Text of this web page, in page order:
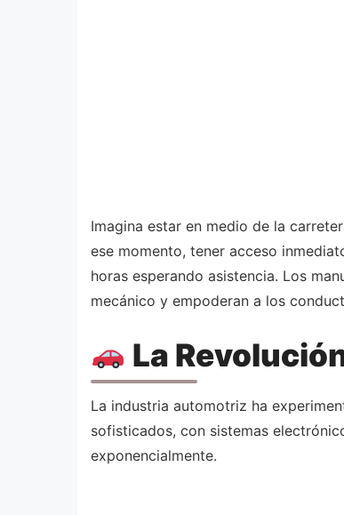
Imagina estar en medio de la
ese momento, tener acceso
horas esperando asistencia. Los
mecánico y empoderan a los
La
La industria automotriz ha
sofisticados, con sistemas
exponencialmente.